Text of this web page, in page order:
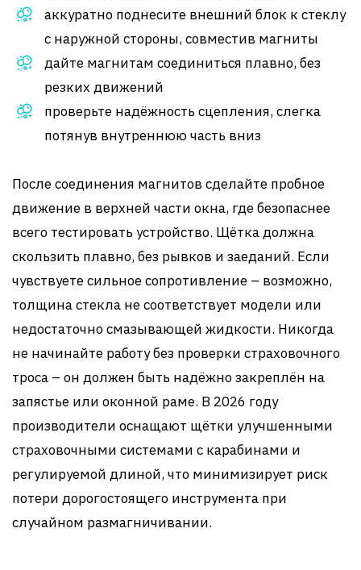
аккуратно поднесите внешний блок к стеклу
с наружной стороны, совместив магниты
дайте магнитам соединиться плавно, без
резких движений
проверьте надёжность сцепления, слегка
потянув внутреннюю часть вниз
После соединения магнитов сделайте пробное
движение в верхней части окна, где безопаснее
всего тестировать устройство. Щётка должна
скользить плавно, без рывков и заеданий. Если
чувствуете сильное сопротивление – возможно,
толщина стекла не соответствует модели или
недостаточно смазывающей жидкости. Никогда
не начинайте работу без проверки страховочного
троса – он должен быть надёжно закреплён на
запястье или оконной раме. В 2026 году
производители оснащают щётки улучшенными
страховочными системами с карабинами и
регулируемой длиной, что минимизирует риск
потери дорогостоящего инструмента при
случайном размагничивании.